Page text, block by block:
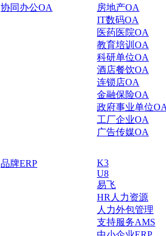
协同办公OA
房地产OA
IT数码OA
医药医院OA
教育培训OA
科研单位OA
酒店餐饮OA
连锁店OA
金融保险OA
政府事业单位
工厂企业OA
广告传媒OA
品牌ERP
K3
U8
易飞
HR人力资源
人力外包管理
支持服务AMS